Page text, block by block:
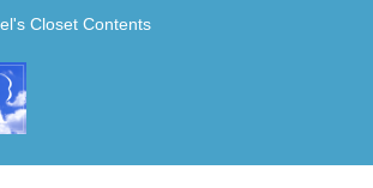
Closet Contents